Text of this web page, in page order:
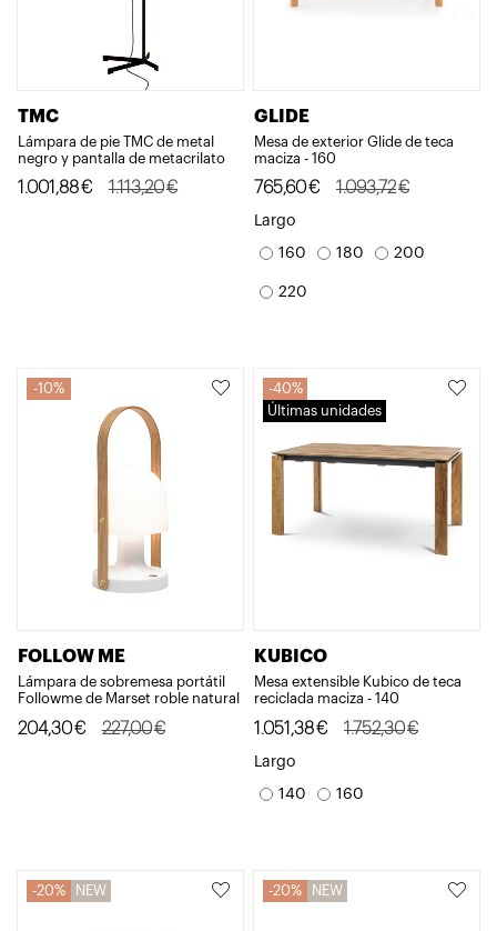
TMC
Lámpara de pie TMC de metal
negro y pantalla de metacrilato
1.113,20€
El
1.001,88€
El
GLIDE
Mesa de exterior Glide de teca
maciza - 160
1.093,72€
El
precio
original
1.093,72€.
765,60€
El
precio
actual
765,60€.
Largo
160 180 200
220
10%
FOLLOW ME
Lámpara de sobremesa portátil
Followme de Marset roble natural
227,00€
El
204,30€
El
40%
Últimas unidades
KUBICO
Mesa extensible Kubico de teca
reciclada maciza - 140
1.752,30€
El
precio
original
1.051,38€
El
precio
actual
Largo
140 160
20% NEW 20% NEW